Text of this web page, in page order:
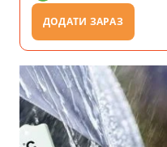
ДОДАТИ ЗАРАЗ